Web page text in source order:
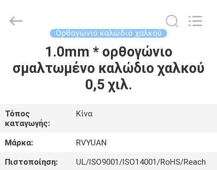
ΒΊΝΤΕΟ
ΠΕΡΊΠΟΥ
ΕΜΕΊΣ
Material
Co,.Ltd.
Ορθογώνιο καλώδιο χαλκού
1.0mm * ορθογώνιο
σμαλτωμένο καλώδιο χαλκού
0,5 χιλ.
Τόπος
καταγωγής:
Κίνα
Μάρκα:
RVYUAN
Πιστοποίηση:
UL/ISO9001/ISO14001/RoHS/Reach